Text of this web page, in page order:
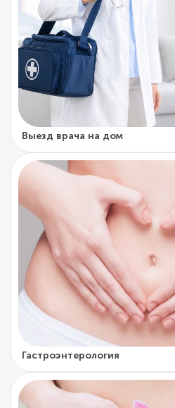
Выезд врача на дом
Гастроэнтерология